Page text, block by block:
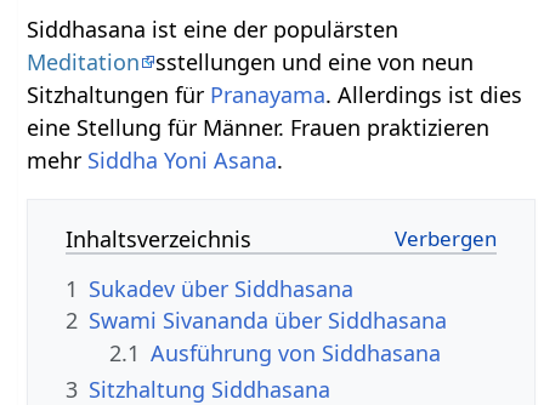
Siddhasana ist eine der populärsten
Meditation
sstellungen und eine von neun
Sitzhaltungen für Pranayama. Allerdings ist dies
eine Stellung für Männer. Frauen praktizieren
mehr Siddha Yoni Asana.
Inhaltsverzeichnis
1 Sukadev über Siddhasana
2 Swami Sivananda über Siddhasana
2.1 Ausführung von Siddhasana
3 Sitzhaltung Siddhasana